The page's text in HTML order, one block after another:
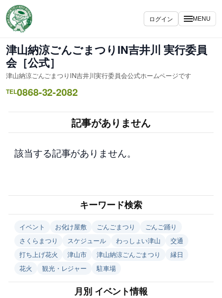
容
を
ス
キ
ッ
プ
ログイン MENU
津山納涼ごんごまつりIN吉井川 実行委員
会［公式］
津山納涼ごんごまつりIN吉井川実行委員会公式ホームページです
TEL0868-32-2082
記事がありません
該当する記事がありません。
キーワード検索
イベント お化け屋敷 ごんごまつり
ごんご踊り
さくらまつり
スケジュール わっしょい津山
交通
打ち上げ花火
津山市 津山納涼ごんごまつり
縁日
花火
観光・レジャー 駐車場
月別 イベント情報